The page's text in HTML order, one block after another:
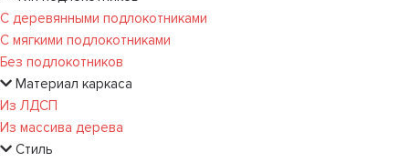
С деревянными подлокотниками
С мягкими подлокотниками
Без подлокотников
Материал каркаса
Из ЛДСП
Из массива дерева
Стиль